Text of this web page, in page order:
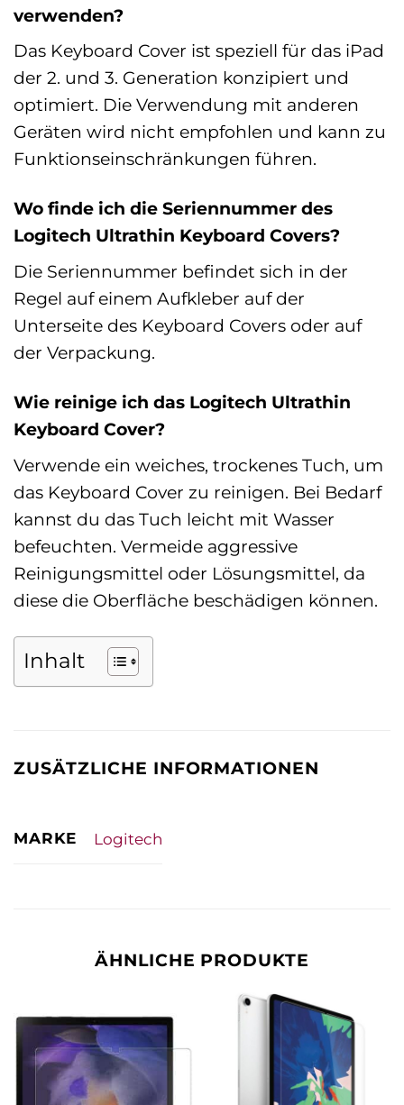
verwenden?
Das Keyboard Cover ist speziell für das iPad
der 2. und 3. Generation konzipiert und
optimiert. Die Verwendung mit anderen
Geräten wird nicht empfohlen und kann zu
Funktionseinschränkungen führen.
Wo finde ich die Seriennummer des
Logitech Ultrathin Keyboard Covers?
Die Seriennummer befindet sich in der
Regel auf einem Aufkleber auf der
Unterseite des Keyboard Covers oder auf
der Verpackung.
Wie reinige ich das Logitech Ultrathin
Keyboard Cover?
Verwende ein weiches, trockenes Tuch, um
das Keyboard Cover zu reinigen. Bei Bedarf
kannst du das Tuch leicht mit Wasser
befeuchten. Vermeide aggressive
Reinigungsmittel oder Lösungsmittel, da
diese die Oberfläche beschädigen können.
Inhalt
ZUSÄTZLICHE INFORMATIONEN
MARKE Logitech
ÄHNLICHE PRODUKTE